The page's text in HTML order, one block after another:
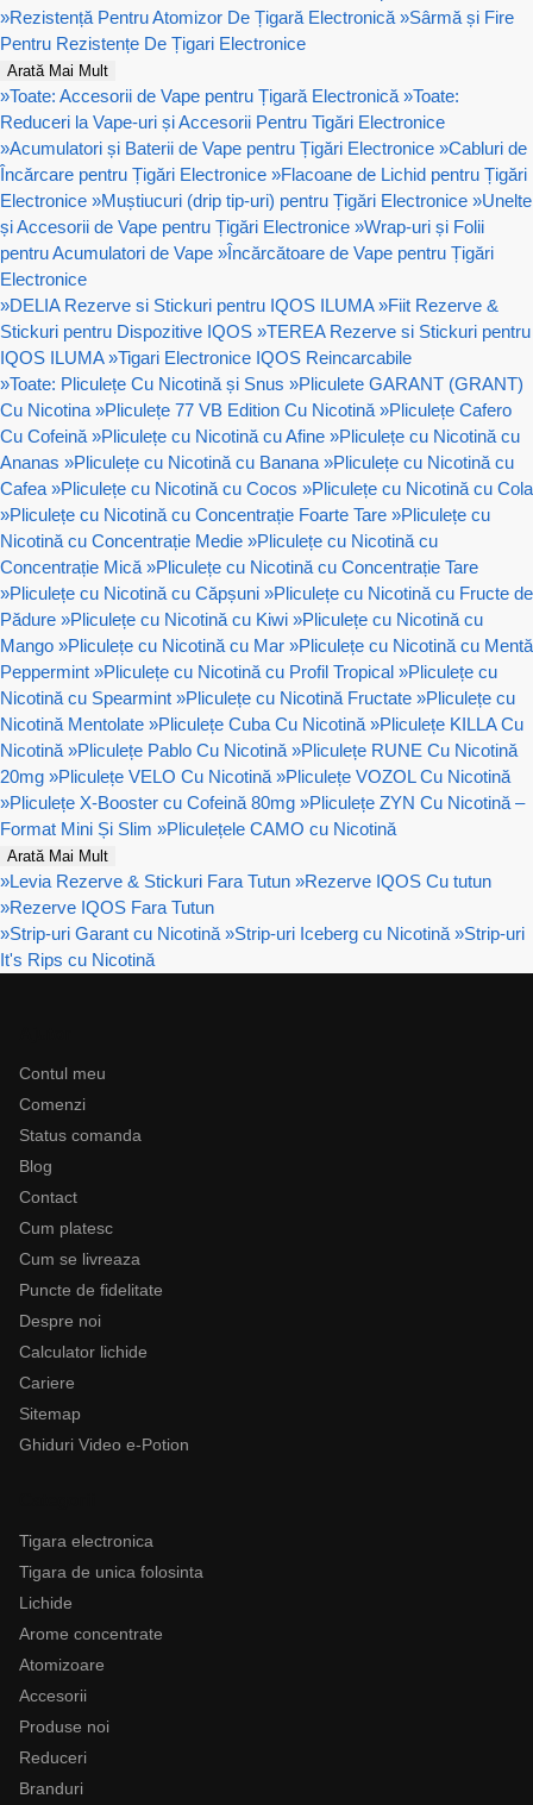
»Rezistență Pentru Atomizor De Țigară Electronică »Sârmă și Fire
Pentru Rezistențe De Țigari Electronice
Arată Mai Mult
»Toate: Accesorii de Vape pentru Țigară Electronică »Toate:
Reduceri la Vape-uri și Accesorii Pentru Tigări Electronice
»Acumulatori și Baterii de Vape pentru Țigări Electronice »Cabluri de
Încărcare pentru Țigări Electronice »Flacoane de Lichid pentru Țigări
Electronice »Muștiucuri (drip tip-uri) pentru Țigări Electronice »Unelte
și Accesorii de Vape pentru Țigări Electronice »Wrap-uri și Folii
pentru Acumulatori de Vape »Încărcătoare de Vape pentru Țigări
Electronice
»DELIA Rezerve si Stickuri pentru IQOS ILUMA »Fiit Rezerve &
Stickuri pentru Dispozitive IQOS »TEREA Rezerve si Stickuri pentru
IQOS ILUMA »Tigari Electronice IQOS Reincarcabile
»Toate: Pliculețe Cu Nicotină și Snus »Pliculete GARANT (GRANT)
Cu Nicotina »Pliculețe 77 VB Edition Cu Nicotină »Pliculețe Cafero
Cu Cofeină »Pliculețe cu Nicotină cu Afine »Pliculețe cu Nicotină cu
Ananas »Pliculețe cu Nicotină cu Banana »Pliculețe cu Nicotină cu
Cafea »Pliculețe cu Nicotină cu Cocos »Pliculețe cu Nicotină cu Cola
»Pliculețe cu Nicotină cu Concentrație Foarte Tare »Pliculețe cu
Nicotină cu Concentrație Medie »Pliculețe cu Nicotină cu
Concentrație Mică »Pliculețe cu Nicotină cu Concentrație Tare
»Pliculețe cu Nicotină cu Căpșuni »Pliculețe cu Nicotină cu Fructe de
Pădure »Pliculețe cu Nicotină cu Kiwi »Pliculețe cu Nicotină cu
Mango »Pliculețe cu Nicotină cu Mar »Pliculețe cu Nicotină cu Mentă
Peppermint »Pliculețe cu Nicotină cu Profil Tropical »Pliculețe cu
Nicotină cu Spearmint »Pliculețe cu Nicotină Fructate »Pliculețe cu
Nicotină Mentolate »Pliculețe Cuba Cu Nicotină »Pliculețe KILLA Cu
Nicotină »Pliculețe Pablo Cu Nicotină »Pliculețe RUNE Cu Nicotină
20mg »Pliculețe VELO Cu Nicotină »Pliculețe VOZOL Cu Nicotină
»Pliculețe X-Booster cu Cofeină 80mg »Pliculețe ZYN Cu Nicotină –
Format Mini Și Slim »Pliculețele CAMO cu Nicotină
Arată Mai Mult
»Levia Rezerve & Stickuri Fara Tutun »Rezerve IQOS Cu tutun
»Rezerve IQOS Fara Tutun
»Strip-uri Garant cu Nicotină »Strip-uri Iceberg cu Nicotină »Strip-uri
It's Rips cu Nicotină
Contul meu
Comenzi
Status comanda
Blog
Contact
Cum platesc
Cum se livreaza
Puncte de fidelitate
Despre noi
Calculator lichide
Cariere
Sitemap
Ghiduri Video e-Potion
Tigara electronica
Tigara de unica folosinta
Lichide
Arome concentrate
Atomizoare
Accesorii
Produse noi
Reduceri
Branduri